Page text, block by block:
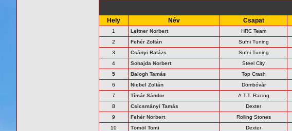
Hely Név Csapat
1 Leitner Norbert HRC Team
2
Fehér Zoltán Sufni Tuning
3
Csányi Balázs Sufni Tuning
4
Sohajda Norbert Steel City
5
Balogh Tamás Top Crash
6
Niebel Zoltán Dombóvár
7
Tímár Sándor A.T.T. Racing
8
Csicsmányi Tamás Dexter
9
Fehér Norbert Rolling Stones
10
Tömöl Tomi Dexter